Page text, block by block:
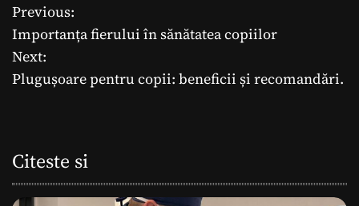
N
a
v
g
a
Previous:
Importanța fierului în sănătatea copiilor
Next:
Plugușoare pentru copii: beneficii și recomandări.
Citeste si